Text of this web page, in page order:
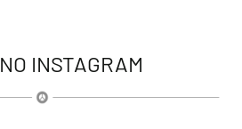
NO INSTAGRAM